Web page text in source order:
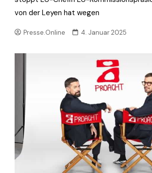
von der Leyen hat wegen
Presse.Online 4. Januar 2025